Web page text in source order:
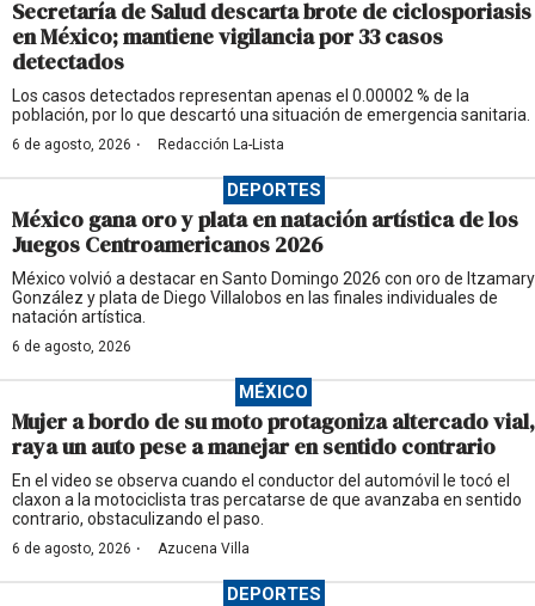
Secretaría de Salud descarta brote de ciclosporiasis
en México; mantiene vigilancia por 33 casos
detectados
Los casos detectados representan apenas el 0.00002 % de la
población, por lo que descartó una situación de emergencia sanitaria.
6 de agosto, 2026 · Redacción La-Lista
DEPORTES
México gana oro y plata en natación artística de los
Juegos Centroamericanos 2026
México volvió a destacar en Santo Domingo 2026 con oro de Itzamary
González y plata de Diego Villalobos en las finales individuales de
natación artística.
6 de agosto, 2026
MÉXICO
Mujer a bordo de su moto protagoniza altercado vial,
raya un auto pese a manejar en sentido contrario
En el video se observa cuando el conductor del automóvil le tocó el
claxon a la motociclista tras percatarse de que avanzaba en sentido
contrario, obstaculizando el paso.
6 de agosto, 2026 · Azucena Villa
DEPORTES